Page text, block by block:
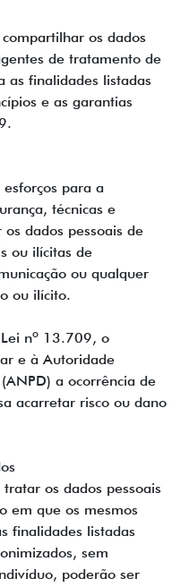
os dados
de tratamento de
as finalidades listadas
e as garantias
para a
técnicas e
dados pessoais de
ou ilícitas de
ou qualquer
ou ilícito.
nº 13.709, o
e à Autoridade
a ocorrência de
acarretar risco ou dano
os dados pessoais
em que os mesmos
finalidades listadas
sem
poderão ser